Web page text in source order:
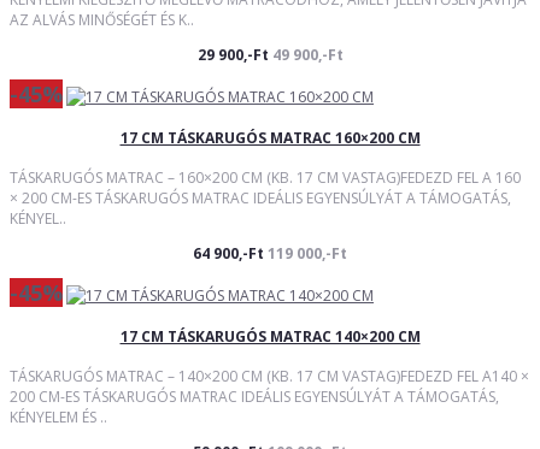
AZ ALVÁS MINŐSÉGÉT ÉS K..
29 900,-Ft 49 900,-Ft
-45%
17 CM TÁSKARUGÓS MATRAC 160×200 CM
TÁSKARUGÓS MATRAC – 160×200 CM (KB. 17 CM VASTAG)FEDEZD FEL A 160
× 200 CM-ES TÁSKARUGÓS MATRAC IDEÁLIS EGYENSÚLYÁT A TÁMOGATÁS,
KÉNYEL..
64 900,-Ft 119 000,-Ft
-45%
17 CM TÁSKARUGÓS MATRAC 140×200 CM
TÁSKARUGÓS MATRAC – 140×200 CM (KB. 17 CM VASTAG)FEDEZD FEL A140 ×
200 CM-ES TÁSKARUGÓS MATRAC IDEÁLIS EGYENSÚLYÁT A TÁMOGATÁS,
KÉNYELEM ÉS ..